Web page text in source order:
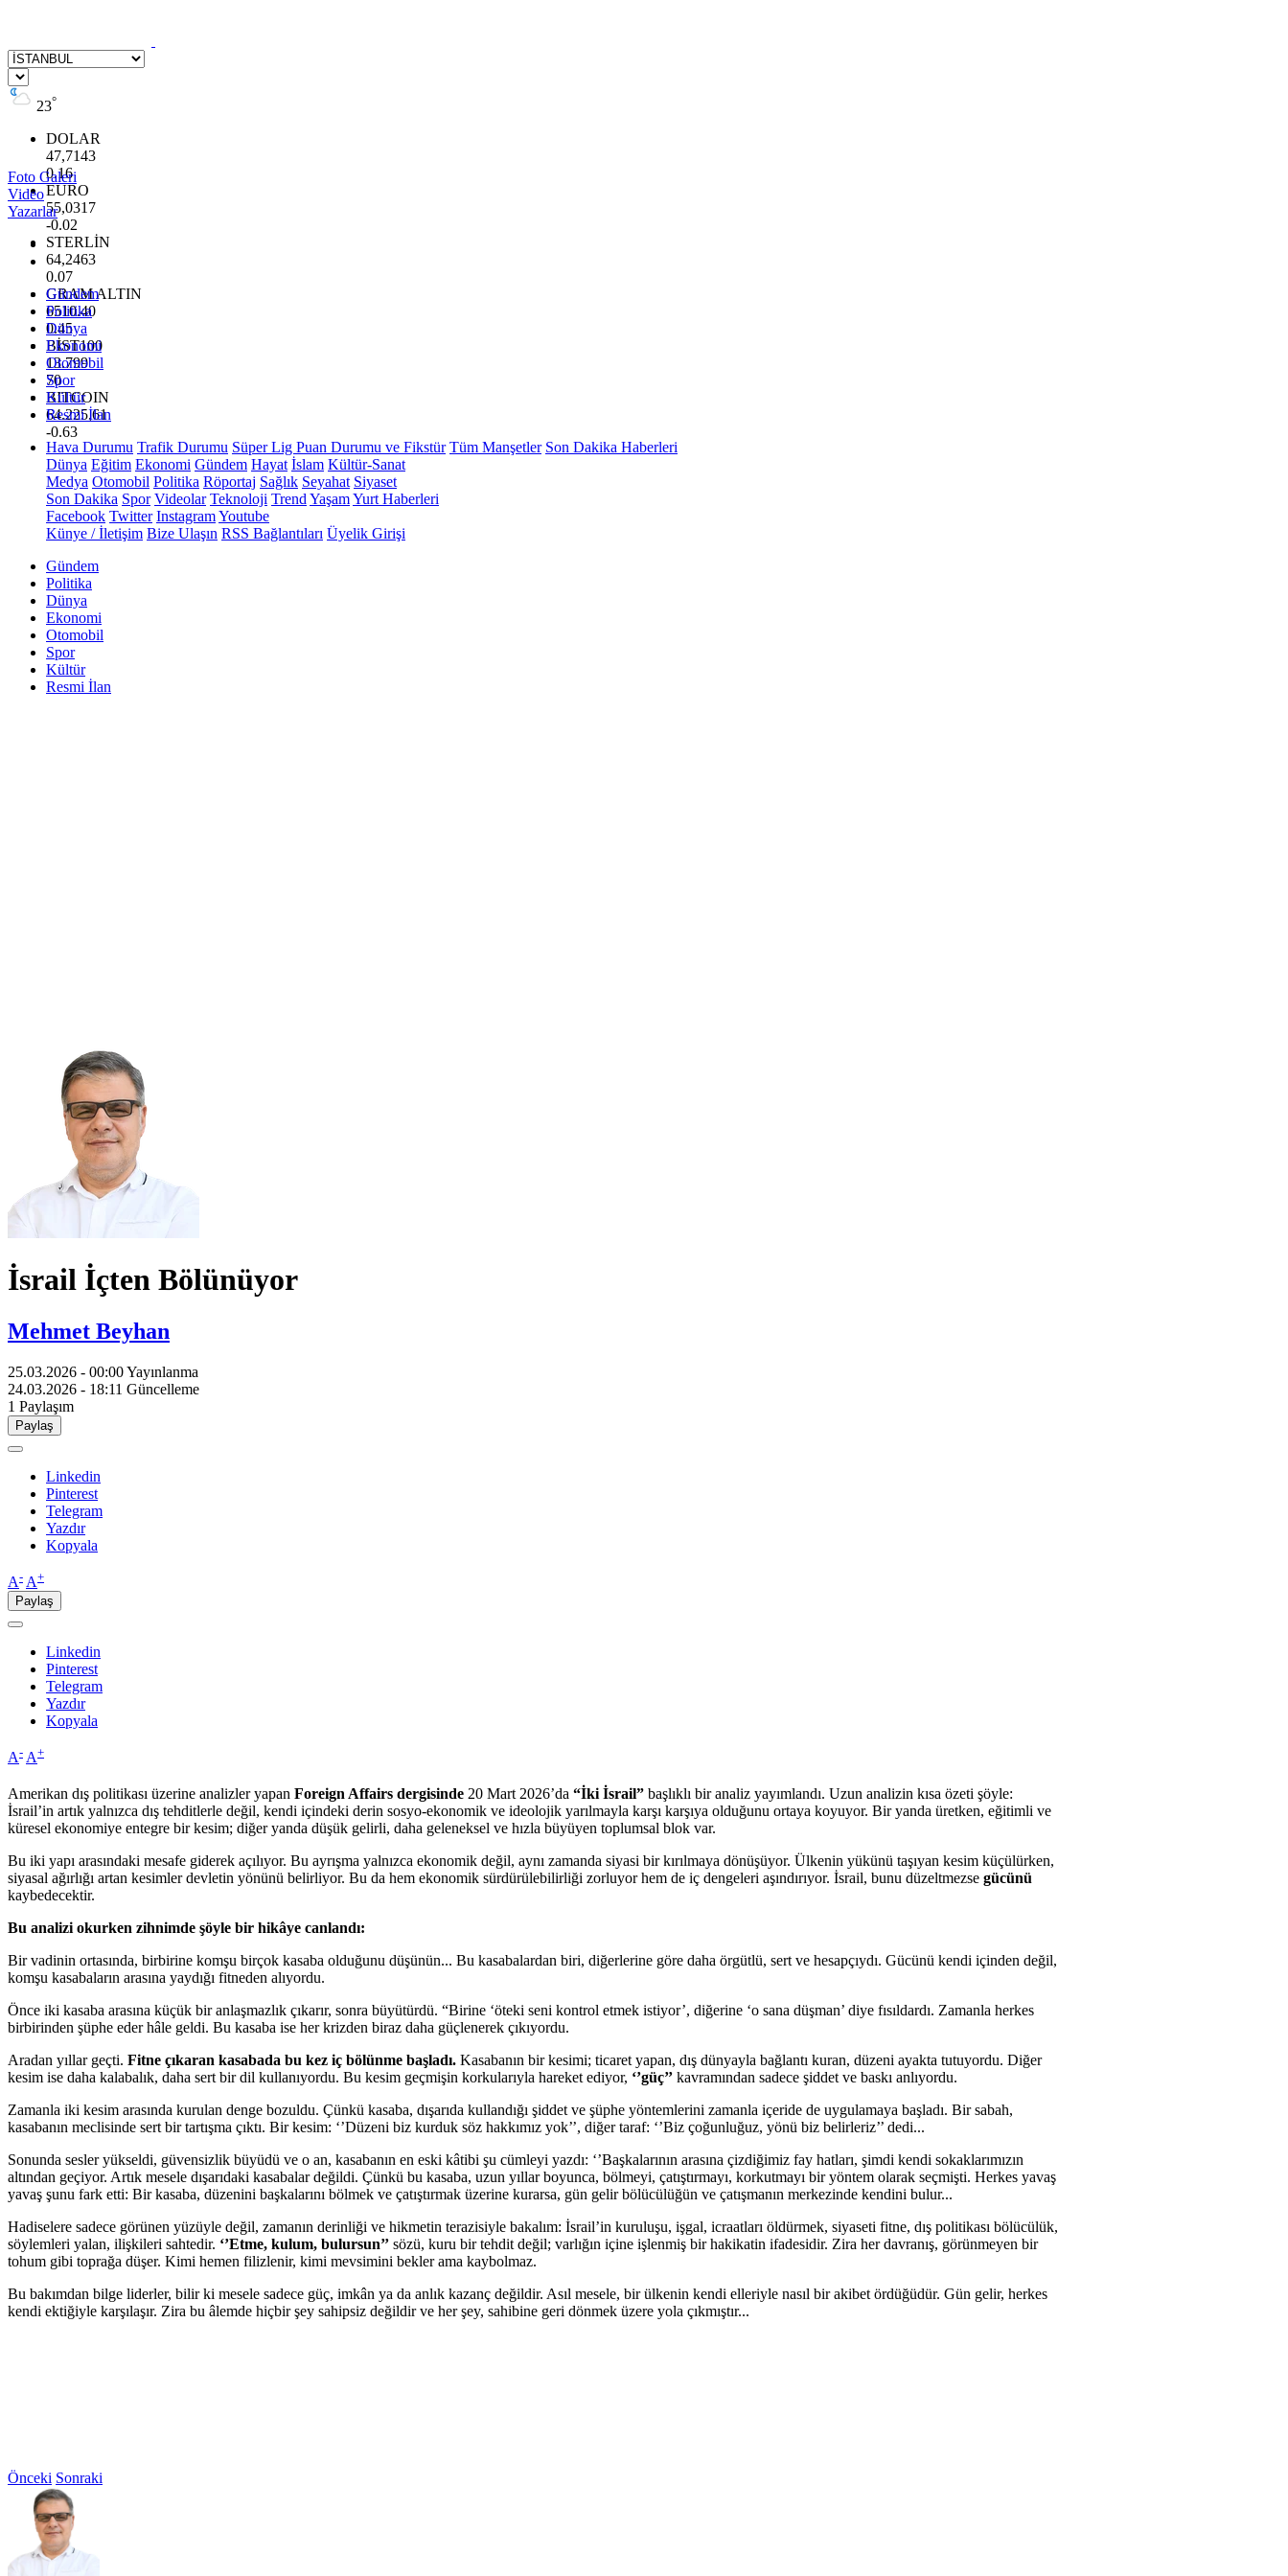
23°
DOLAR
47,7143
0.16
EURO
55,0317
-0.02
STERLİN
64,2463
0.07
GRAM ALTIN
6510.40
0.45
BİST100
13.799
70
BITCOIN
64.225,61
-0.63
Foto Galeri
Video
Yazarlar
Gündem
Politika
Dünya
Ekonomi
Otomobil
Spor
Kültür
Resmi İlan
Hava Durumu Trafik Durumu Süper Lig Puan Durumu ve Fikstür Tüm Manşetler Son Dakika Haberleri
Dünya Eğitim Ekonomi Gündem Hayat İslam Kültür-Sanat
Medya Otomobil Politika Röportaj Sağlık Seyahat Siyaset
Son Dakika Spor Videolar Teknoloji Trend YaşamYurt Haberleri
Facebook Twitter InstagramYoutube
Künye / İletişim Bize Ulaşın RSS Bağlantıları Üyelik Girişi
Gündem
Politika
Dünya
Ekonomi
Otomobil
Spor
Kültür
Resmi İlan
İsrail İçten Bölünüyor
Mehmet Beyhan
25.03.2026 - 00:00Yayınlanma
24.03.2026 - 18:11 Güncelleme
1 Paylaşım
Paylaş
Linkedin
Pinterest
Telegram
Yazdır
Kopyala
A- A+
Paylaş
Linkedin
Pinterest
Telegram
Yazdır
Kopyala
A- A+
Amerikan dış politikası üzerine analizler yapan Foreign Affairs dergisinde 20 Mart 2026’da “İki İsrail” başlıklı bir analiz yayımlandı. Uzun analizin kısa özeti şöyle:
İsrail’in artık yalnızca dış tehditlerle değil, kendi içindeki derin sosyo-ekonomik ve ideolojik yarılmayla karşı karşıya olduğunu ortaya koyuyor. Bir yanda üretken, eğitimli ve
küresel ekonomiye entegre bir kesim; diğer yanda düşük gelirli, daha geleneksel ve hızla büyüyen toplumsal blok var.
Bu iki yapı arasındaki mesafe giderek açılıyor. Bu ayrışma yalnızca ekonomik değil, aynı zamanda siyasi bir kırılmaya dönüşüyor. Ülkenin yükünü taşıyan kesim küçülürken,
siyasal ağırlığı artan kesimler devletin yönünü belirliyor. Bu da hem ekonomik sürdürülebilirliği zorluyor hem de iç dengeleri aşındırıyor. İsrail, bunu düzeltmezse gücünü
kaybedecektir.
Bu analizi okurken zihnimde şöyle bir hikâye canlandı:
Bir vadinin ortasında, birbirine komşu birçok kasaba olduğunu düşünün... Bu kasabalardan biri, diğerlerine göre daha örgütlü, sert ve hesapçıydı. Gücünü kendi içinden değil,
komşu kasabaların arasına yaydığı fitneden alıyordu.
Önce iki kasaba arasına küçük bir anlaşmazlık çıkarır, sonra büyütürdü. “Birine ‘öteki seni kontrol etmek istiyor’, diğerine ‘o sana düşman’ diye fısıldardı. Zamanla herkes
birbirinden şüphe eder hâle geldi. Bu kasaba ise her krizden biraz daha güçlenerek çıkıyordu.
Aradan yıllar geçti. Fitne çıkaran kasabada bu kez iç bölünme başladı. Kasabanın bir kesimi; ticaret yapan, dış dünyayla bağlantı kuran, düzeni ayakta tutuyordu. Diğer
kesim ise daha kalabalık, daha sert bir dil kullanıyordu. Bu kesim geçmişin korkularıyla hareket ediyor, ‘’güç’’ kavramından sadece şiddet ve baskı anlıyordu.
Zamanla iki kesim arasında kurulan denge bozuldu. Çünkü kasaba, dışarıda kullandığı şiddet ve şüphe yöntemlerini zamanla içeride de uygulamaya başladı. Bir sabah,
kasabanın meclisinde sert bir tartışma çıktı. Bir kesim: ‘’Düzeni biz kurduk söz hakkımız yok’’, diğer taraf: ‘’Biz çoğunluğuz, yönü biz belirleriz’’ dedi...
Sonunda sesler yükseldi, güvensizlik büyüdü ve o an, kasabanın en eski kâtibi şu cümleyi yazdı: ‘’Başkalarının arasına çizdiğimiz fay hatları, şimdi kendi sokaklarımızın
altından geçiyor. Artık mesele dışarıdaki kasabalar değildi. Çünkü bu kasaba, uzun yıllar boyunca, bölmeyi, çatıştırmayı, korkutmayı bir yöntem olarak seçmişti. Herkes yavaş
yavaş şunu fark etti: Bir kasaba, düzenini başkalarını bölmek ve çatıştırmak üzerine kurarsa, gün gelir bölücülüğün ve çatışmanın merkezinde kendini bulur...
Hadiselere sadece görünen yüzüyle değil, zamanın derinliği ve hikmetin terazisiyle bakalım: İsrail’in kuruluşu, işgal, icraatları öldürmek, siyaseti fitne, dış politikası bölücülük,
söylemleri yalan, ilişkileri sahtedir. ‘’Etme, kulum, bulursun’’ sözü, kuru bir tehdit değil; varlığın içine işlenmiş bir hakikatin ifadesidir. Zira her davranış, görünmeyen bir
tohum gibi toprağa düşer. Kimi hemen filizlenir, kimi mevsimini bekler ama kaybolmaz.
Bu bakımdan bilge liderler, bilir ki mesele sadece güç, imkân ya da anlık kazanç değildir. Asıl mesele, bir ülkenin kendi elleriyle nasıl bir akibet ördüğüdür. Gün gelir, herkes
kendi ektiğiyle karşılaşır. Zira bu âlemde hiçbir şey sahipsiz değildir ve her şey, sahibine geri dönmek üzere yola çıkmıştır...
Önceki Sonraki